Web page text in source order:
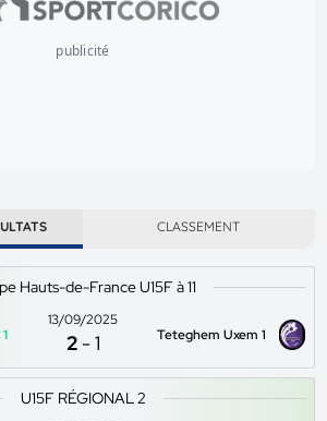
publicité
CLASSEMENT
Hauts-de-France U15F à 11
13/09/2025
2 -1 Teteghem Uxem 1
U15F RÉGIONAL 2